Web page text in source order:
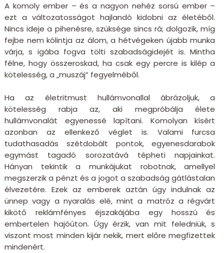
A komoly ember – és a nagyon nehéz sorsú ember –
ezt a változatosságot hajlandó kidobni az életéből.
Nincs ideje a pihenésre, szüksége sincs rá; dolgozik, míg
fejbe nem kólintja az álom, a hétvégeken újabb munka
várja, s igába fogva tölti szabadságidejét is. Mintha
félne, hogy összeroskad, ha csak egy percre is kilép a
kötelesség, a „muszáj” fegyelméből.
Ha az életritmust hullámvonallal ábrázoljuk, a
kötelesség rabja az, aki megpróbálja élete
hullámvonalát egyenessé lapítani. Komolyan kísért
azonban az ellenkező véglet is. Valami furcsa
tudathasadás szétdobált pontok, egyenesdarabok
egymást tagadó sorozatává tépheti napjainkat.
Hányan tekintik a munkájukat robotnak, amellyel
megszerzik a pénzt és a jogot a szabadság gátlástalan
élvezetére. Ezek az emberek aztán úgy indulnak az
ünnep vagy a nyaralás elé, mint a matróz a régvárt
kikötő reklámfényes éjszakájába egy hosszú és
embertelen hajóúton. Úgy érzik, van mit feledniük, s
viszont most minden kijár nekik, mert előre megfizettek
mindenért.